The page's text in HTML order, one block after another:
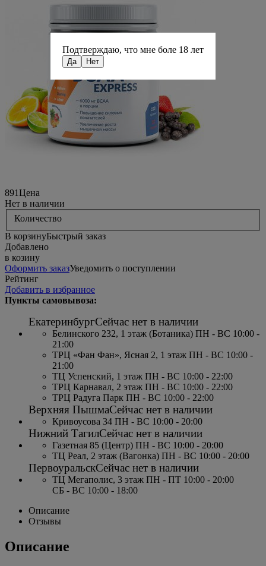
891Цена
Нет в наличии
Количество
В корзинуБыстрый заказ
Добавлено
в козину
Оформить заказУведомить о поступлении
Рейтинг
Добавить в избранное
Пункты самовывоза:
ЕкатеринбургСейчас нет в наличии
Белинского 232, 1 этаж (Ботаника) ПН - ВС 10:00 -
21:00
ТРЦ «Фан Фан», Ясная 2, 1 этаж ПН - ВС 10:00 -
21:00
ТЦ Успенский, 1 этаж ПН - ВС 10:00 - 22:00
ТРЦ Карнавал, 2 этаж ПН - ВС 10:00 - 22:00
ТРЦ Радуга Парк ПН - ВС 10:00 - 22:00
Верхняя ПышмаСейчас нет в наличии
Кривоусова 34 ПН - ВС 10:00 - 20:00
Нижний ТагилСейчас нет в наличии
Газетная 85 (Центр) ПН - ВС 10:00 - 20:00
ТЦ Реал, 2 этаж (Вагонка) ПН - ВС 10:00 - 20:00
ПервоуральскСейчас нет в наличии
ТЦ Мегаполис, 3 этаж ПН - ПТ 10:00 - 20:00
СБ - ВС 10:00 - 18:00
Описание
Отзывы
Описание
Подтверждаю, что мне боле 18 лет
Да Нет